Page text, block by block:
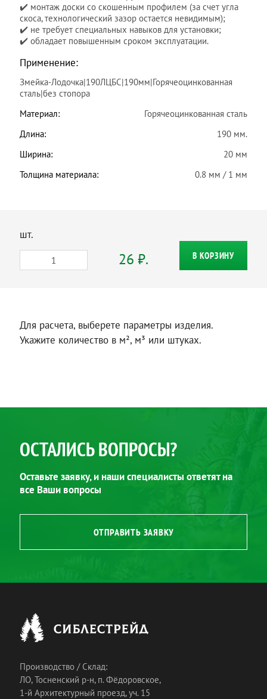
✔️ монтаж доски со скошенным профилем (за счет угла
скоса, технологический зазор остается невидимым);
✔️ не требует специальных навыков для установки;
✔️ обладает повышенным сроком эксплуатации.
Применение:
Змейка-Лодочка|190ЛЦБС|190мм|Горячеоцинкованная
сталь|без стопора
Материал:
Горячеоцинкованная сталь
Длина:
190 мм.
Ширина:
20 мм
Толщина материала:
0.8 мм / 1 мм
шт.
26 ₽. В КОРЗИНУ
Для расчета, выберете параметры изделия.
Укажите количество в м², м³ или штуках.
ОСТАЛИСЬ ВОПРОСЫ?
Оставьте заявку, и наши специалисты ответят на
все Ваши вопросы
ОТПРАВИТЬ ЗАЯВКУ
Производство / Склад:
ЛО, Тосненский р-н, п. Фёдоровское,
1-й Архитектурный проезд, уч. 15